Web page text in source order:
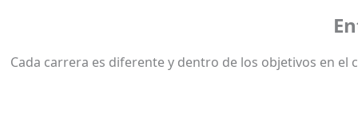
Cada carrera es diferente y dentro de los objetivos en